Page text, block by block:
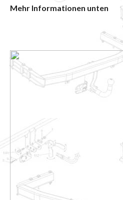
Mehr Informationen unten